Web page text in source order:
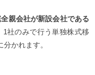
親会社が新設会社である
1社のみで行う単独株式移
かれます。